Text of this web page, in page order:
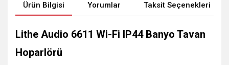
Ürün Bilgisi Yorumlar Taksit Seçenekleri
Lithe Audio 6611 Wi-Fi IP44 Banyo Tavan
Hoparlörü